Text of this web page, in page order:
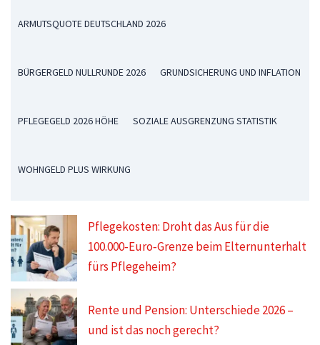
ARMUTSQUOTE DEUTSCHLAND 2026
BÜRGERGELD NULLRUNDE 2026 GRUNDSICHERUNG UND INFLATION
PFLEGEGELD 2026 HÖHE SOZIALE AUSGRENZUNG STATISTIK
WOHNGELD PLUS WIRKUNG
Pflegekosten: Droht das Aus für die
100.000‑Euro‑Grenze beim Elternunterhalt
fürs Pflegeheim?
Rente und Pension: Unterschiede 2026 –
und ist das noch gerecht?